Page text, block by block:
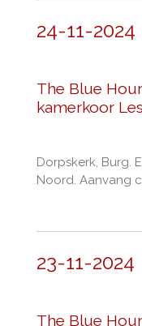
24-11-2024
The Blue
kamerkoor
Dorpskerk, Burg.
Noord. Aanvang
23-11-2024
The Blue